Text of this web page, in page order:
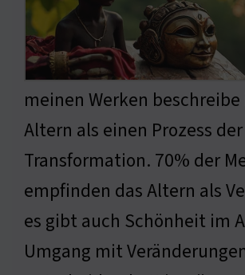
meinen Werken beschreibe
Altern als einen Prozess der
Transformation. 70% der
empfinden das Altern als
es gibt auch Schönheit im
Umgang mit